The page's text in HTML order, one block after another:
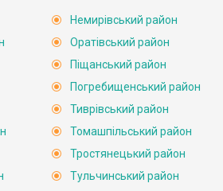
Немирівський район
Оратівський район
Піщанський район
Погребищенський район
Тиврівський район
Томашпільський район
Тростянецький район
Тульчинський район